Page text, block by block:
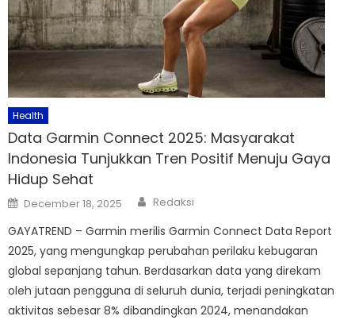
Health
Data Garmin Connect 2025: Masyarakat
Indonesia Tunjukkan Tren Positif Menuju Gaya
Hidup Sehat
Posted
on
December 18, 2025 Author
Redaksi
GAYATREND – Garmin merilis Garmin Connect Data Report
2025, yang mengungkap perubahan perilaku kebugaran
global sepanjang tahun. Berdasarkan data yang direkam
oleh jutaan pengguna di seluruh dunia, terjadi peningkatan
aktivitas sebesar 8% dibandingkan 2024, menandakan